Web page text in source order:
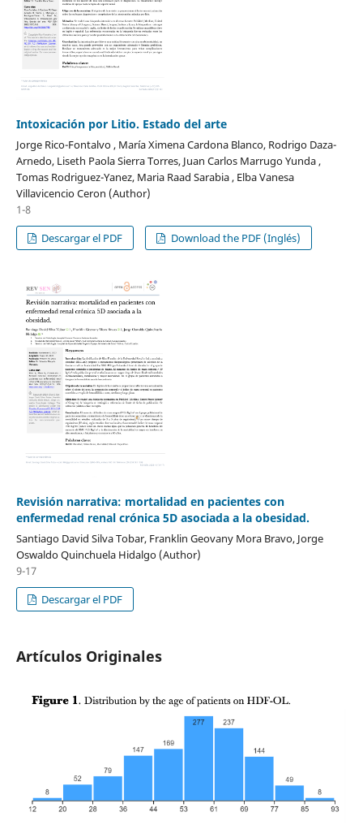
Intoxicación por Litio. Estado del arte
Jorge Rico-Fontalvo , María Ximena Cardona Blanco, Rodrigo Daza-
Arnedo, Liseth Paola Sierra Torres, Juan Carlos Marrugo Yunda ,
Tomas Rodriguez-Yanez, Maria Raad Sarabia , Elba Vanesa
Villavicencio Ceron (Author)
1-8
Descargar el PDF
Download the PDF (Inglés)
Revisión narrativa: mortalidad en pacientes con
enfermedad renal crónica 5D asociada a la obesidad.
Santiago David Silva Tobar, Franklin Geovany Mora Bravo, Jorge
Oswaldo Quinchuela Hidalgo (Author)
9-17
Descargar el PDF
Artículos Originales